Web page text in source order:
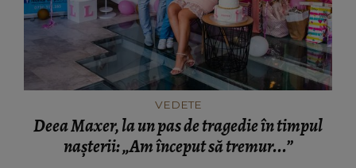
VEDETE
Deea Maxer, la un pas de tragedie în timpul
nașterii: „Am început să tremur...”